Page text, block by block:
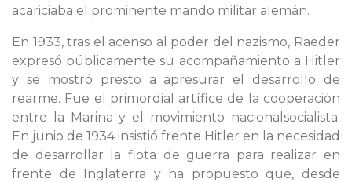
acariciaba el prominente mando militar alemán.
En 1933, tras el acenso al poder del nazismo, Raeder
expresó públicamente su acompañamiento a Hitler
y se mostró presto a apresurar el desarrollo de
rearme. Fue el primordial artífice de la cooperación
entre la Marina y el movimiento nacionalsocialista.
En junio de 1934 insistió frente Hitler en la necesidad
de desarrollar la flota de guerra para realizar en
frente de Inglaterra y ha propuesto que, desde